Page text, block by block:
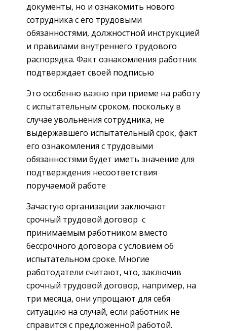
документы, но и ознакомить нового
сотрудника с его трудовыми
обязанностями, должностной инструкцией
и правилами внутреннего трудового
распорядка. Факт ознакомления работник
подтверждает своей подписью
Это особенно важно при приеме на работу
с испытательным сроком, поскольку в
случае увольнения сотрудника, не
выдержавшего испытательный срок, факт
его ознакомления с трудовыми
обязанностями будет иметь значение для
подтверждения несоответствия
поручаемой работе
Зачастую организации заключают
срочный трудовой договор с
принимаемым работником вместо
бессрочного договора с условием об
испытательном сроке. Многие
работодатели считают, что, заключив
срочный трудовой договор, например, на
три месяца, они упрощают для себя
ситуацию на случай, если работник не
справится с предложенной работой.